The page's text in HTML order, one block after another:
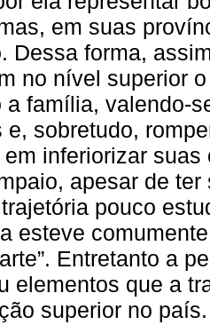
em suas
Dessa forma,
no nível superior
a família, valendo-
e, sobretudo,
inferiorizar
apesar de
pouco
esteve
Entretanto a
elementos que a
superior no país.